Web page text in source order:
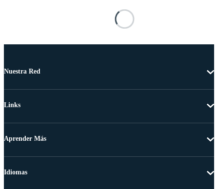
Nuestra Red
Links
Aprender Más
Idiomas